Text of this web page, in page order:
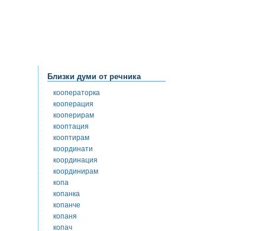
Близки думи от речника
кооператорка
кооперация
кооперирам
кооптация
кооптирам
координати
координация
координирам
копа
копанка
копанче
копаня
копач